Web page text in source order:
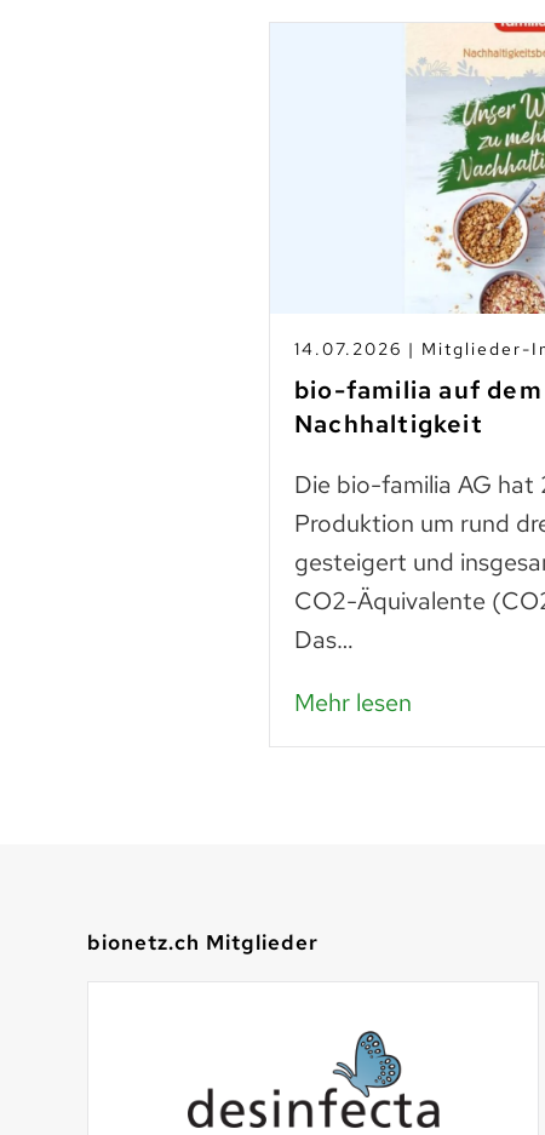
14.07.2026 | Mitglieder-
bio-familia auf dem
Nachhaltigkeit
Die bio-familia AG hat
Produktion um rund
gesteigert und
CO2-Äquivalente
Das…
Mehr lesen
bionetz.ch Mitglieder